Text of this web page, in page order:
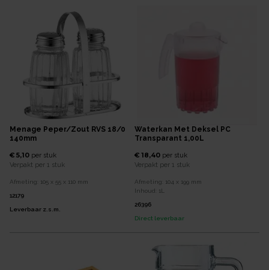
Menage Peper/zout RVS 18/0
140mm
€ 5,10 per stuk
Verpakt per 1 stuk
Afmeting: 105 x 55 x 110 mm
12179
Leverbaar z.s.m.
Waterkan Met Deksel PC
Transparant 1,00L
€ 18,40 per stuk
Verpakt per 1 stuk
Afmeting: 104 x 199 mm
Inhoud:
1L
26396
Direct leverbaar